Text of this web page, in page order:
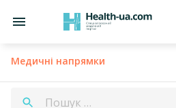
Медичні напрямки